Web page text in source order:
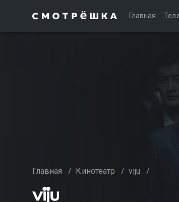
Главная
Главная / Кинотеатр / viju /